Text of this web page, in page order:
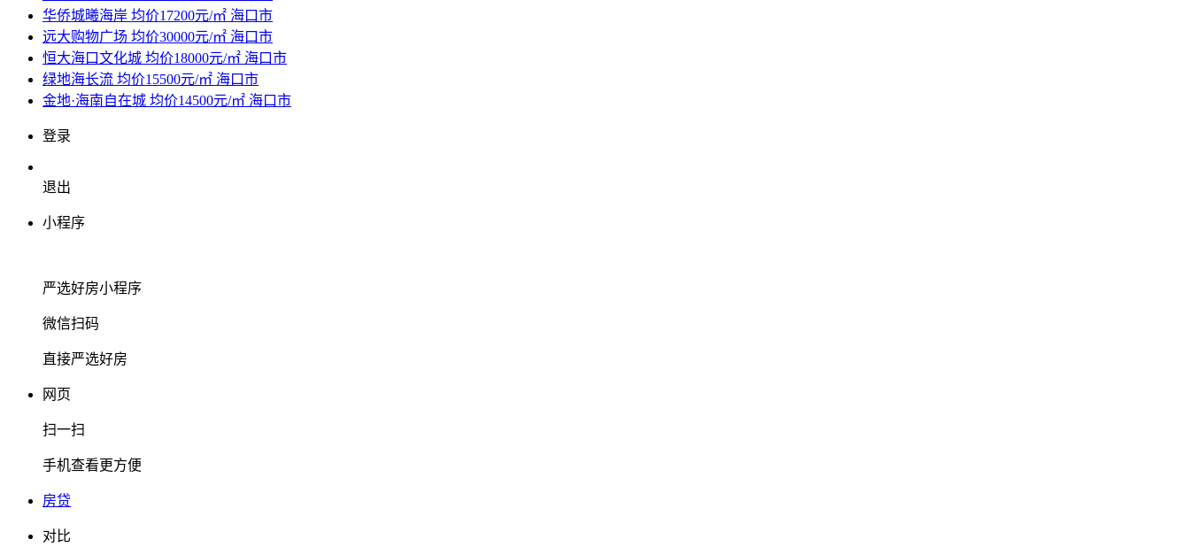
华侨城曦海岸 均价17200元/㎡ 海口市
远大购物广场 均价30000元/㎡ 海口市
恒大海口文化城 均价18000元/㎡ 海口市
绿地海长流 均价15500元/㎡ 海口市
金地·海南自在城 均价14500元/㎡ 海口市
登录
退出
小程序
严选好房小程序
微信扫码
直接严选好房
网页
扫一扫
手机查看更方便
房贷
对比